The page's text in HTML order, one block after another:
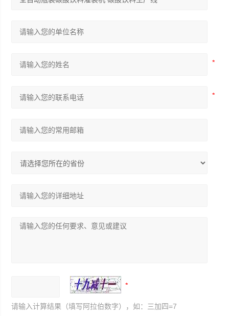
请输入计算结果（填写阿拉伯数字），如：三加四=7